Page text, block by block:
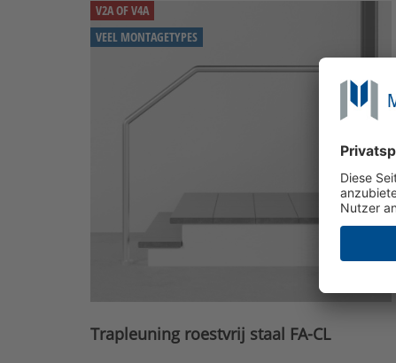
V2A OF V4A
VEEL MONTAGETYPES
Trapleuning roestvrij staal FA-CL